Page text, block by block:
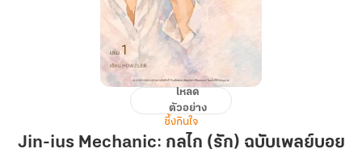
Mechanic:
โหลด
ตัวอย่าง
ซึ้งกินใจ
Jin-ius Mechanic: กลไก (รัก) ฉบับเพลย์บอย